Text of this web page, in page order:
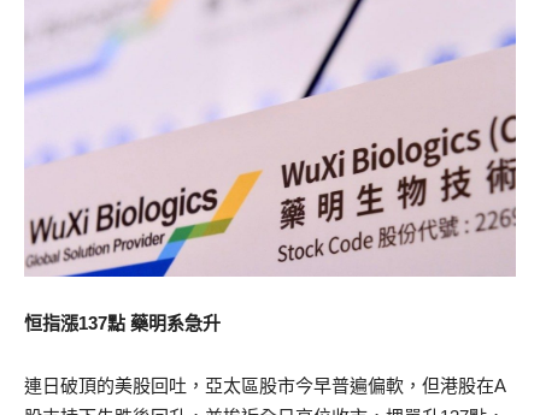
恒指漲137點 藥明系急升
連日破頂的美股回吐，亞太區股市今早普遍偏軟，但港股在A